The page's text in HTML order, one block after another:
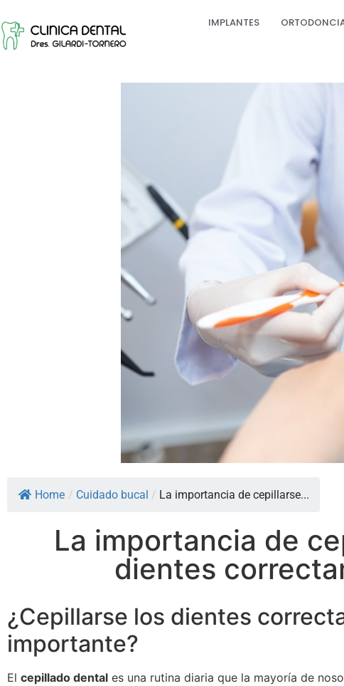
IMPLANTES
Home / Cuidado bucal / La importancia de cepillarse...
La importancia de
dientes
¿Cepillarse los dientes
importante?
El cepillado dental es una rutina diaria que la mayoría de